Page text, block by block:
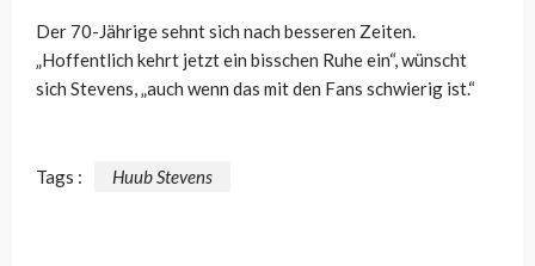
Der 70-Jährige sehnt sich nach besseren Zeiten.
„Hoffentlich kehrt jetzt ein bisschen Ruhe ein“, wünscht
sich Stevens, „auch wenn das mit den Fans schwierig ist.“
Tags : Huub Stevens